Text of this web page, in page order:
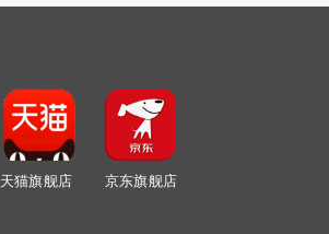
天猫旗舰店 京东旗舰店